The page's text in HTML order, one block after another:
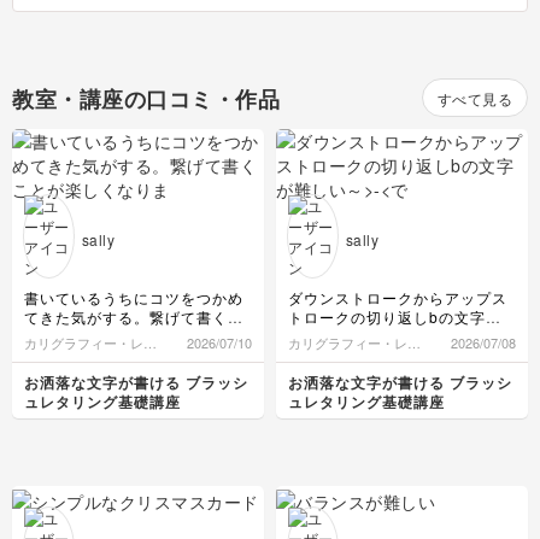
教室・講座の口コミ・作品 すべて見る
sally
書いているうちにコツをつかめ
てきた気がする。繋げて書くこ
とが楽しくなりました。これか
らも書き続けます。ありがとう
ございました。^_^
カリグラフィー・レタ
リング
2026/07/10
お洒落な文字が書ける ブラッシ
ュレタリング基礎講座
sally
ダウンストロークからアップス
トロークの切り返しbの文字が
難しい～
>-<でもがんばる。
カリグラフィー・レタ
リング
2026/07/08
お洒落な文字が書ける ブラッシ
ュレタリング基礎講座